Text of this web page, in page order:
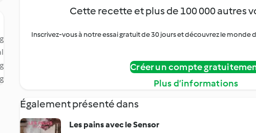
Cette recette et plus de 100 000 autres
Inscrivez-vous à notre essai gratuit de 30 jours et découvrez le monde
Créer un compte
Plus d’informations
Également présenté dans
Les pains avec le Sensor